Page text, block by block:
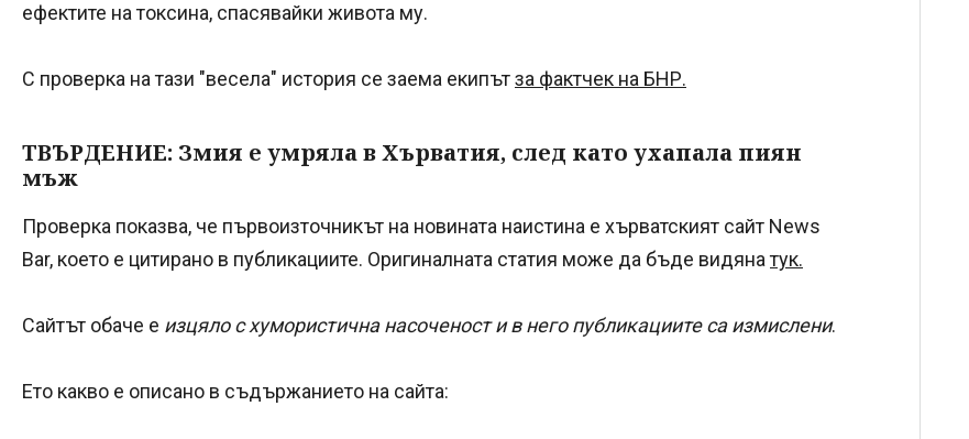
ефектите на токсина, спасявайки живота му.
С проверка на тази "весела" история се заема екипътза фактчек на БНР.
ТВЪРДЕНИЕ: Змия е умряла в Хърватия, след като ухапала пиян
мъж
Проверка показва, че първоизточникът на новината наистина е хърватският сайт News
Bar, което е цитирано в публикациите. Оригиналната статия може да бъде видянатук.
Сайтът обаче е изцяло с хумористична насоченост и в него публикациите са измислени.
Ето какво е описано в съдържанието на сайта: